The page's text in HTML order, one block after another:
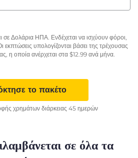
Δολάρια ΗΠΑ. Ενδέχεται να ισχύουν φόροι,
υπολογίζονται βάσει της τρέχουσας
η οποία ανέρχεται στα $12.99ανά μήνα.
το πακέτο
χρημάτων διάρκειας 45 ημερών
σε όλα τα